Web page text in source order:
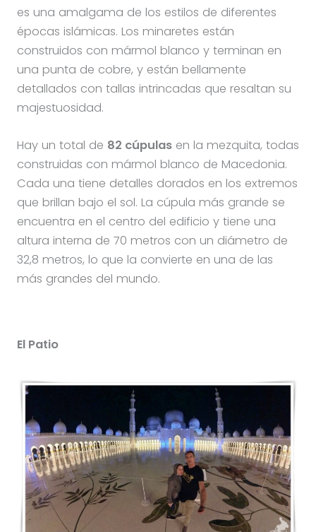
es una amalgama de los estilos de diferentes
épocas islámicas. Los minaretes están
construidos con mármol blanco y terminan en
una punta de cobre, y están bellamente
detallados con tallas intrincadas que resaltan su
majestuosidad.
Hay un total de 82 cúpulasen la mezquita, todas
construidas con mármol blanco de Macedonia.
Cada una tiene detalles dorados en los extremos
que brillan bajo el sol. La cúpula más grande se
encuentra en el centro del edificio y tiene una
altura interna de 70 metros con un diámetro de
32,8 metros, lo que la convierte en una de las
más grandes del mundo.
El Patio